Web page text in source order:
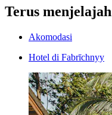
Terus menjelajah
Akomodasi
Hotel di Fabrīchnyy